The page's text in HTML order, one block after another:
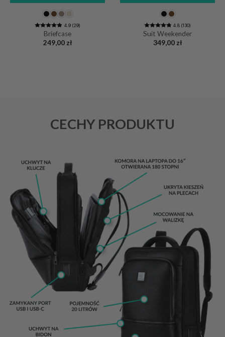
4.9 (29)
Briefcase
249,00 zł
4.8 (130)
Suit Weekender
349,00 zł
CECHY PRODUKTU